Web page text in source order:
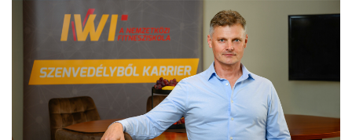
Elszámoltatás